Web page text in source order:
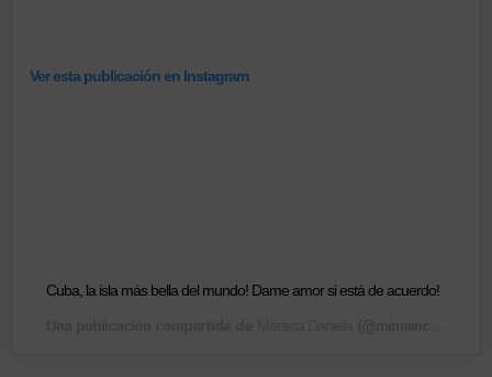
Ver esta publicación en Instagram
Cuba, la isla más bella del mundo! Dame amor si está de acuerdo!